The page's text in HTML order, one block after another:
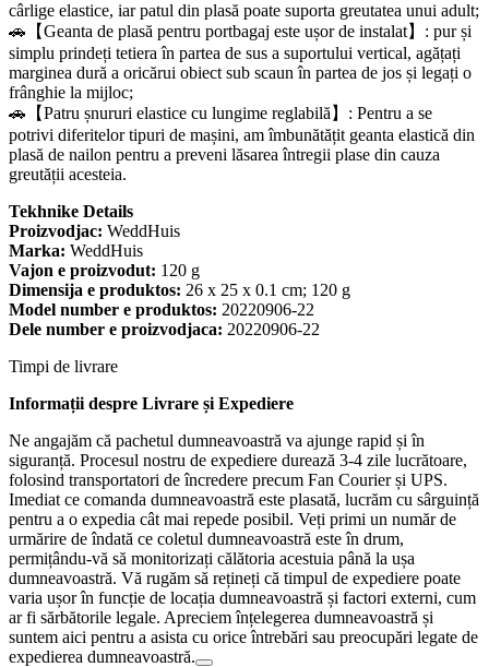
cârlige elastice, iar patul din plasă poate suporta greutatea unui adult;
🚗【Geanta de plasă pentru portbagaj este ușor de instalat】: pur și
simplu prindeți tetiera în partea de sus a suportului vertical, agățați
marginea dură a oricărui obiect sub scaun în partea de jos și legați o
frânghie la mijloc;
🚗【Patru șnururi elastice cu lungime reglabilă】: Pentru a se
potrivi diferitelor tipuri de mașini, am îmbunătățit geanta elastică din
plasă de nailon pentru a preveni lăsarea întregii plase din cauza
greutății acesteia.
Tekhnike Details
Proizvodjac: WeddHuis
Marka: WeddHuis
Vajon e proizvodut: 120 g
Dimensija e produktos: 26 x 25 x 0.1 cm; 120 g
Model number e produktos: 20220906-22
Dele number e proizvodjaca: 20220906-22
Timpi de livrare
Informații despre Livrare și Expediere
Ne angajăm că pachetul dumneavoastră va ajunge rapid și în
siguranță. Procesul nostru de expediere durează 3-4 zile lucrătoare,
folosind transportatori de încredere precum Fan Courier și UPS.
Imediat ce comanda dumneavoastră este plasată, lucrăm cu sârguință
pentru a o expedia cât mai repede posibil. Veți primi un număr de
urmărire de îndată ce coletul dumneavoastră este în drum,
permițându-vă să monitorizați călătoria acestuia până la ușa
dumneavoastră. Vă rugăm să rețineți că timpul de expediere poate
varia ușor în funcție de locația dumneavoastră și factori externi, cum
ar fi sărbătorile legale. Apreciem înțelegerea dumneavoastră și
suntem aici pentru a asista cu orice întrebări sau preocupări legate de
expedierea dumneavoastră.